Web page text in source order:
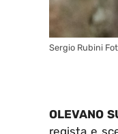
Sergio Rubini
OLEVANO